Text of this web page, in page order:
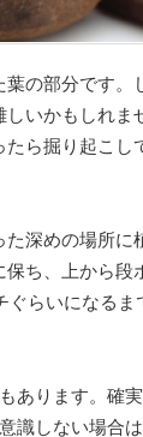
葉の部分です
いかもしれま
ら掘り起こし
深めの場所に
ち、上から段
らいになる
あります。確
識しない場合